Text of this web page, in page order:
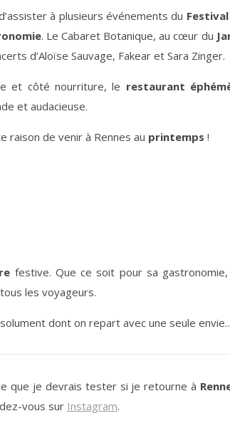
à plusieurs événements du
. Le Cabaret Botanique, au cœur du
d’Aloïse Sauvage, Fakear et Sara Zinger.
et côté nourriture, le restaurant
et audacieuse.
raison de venir à Rennes au printemps !
festive. Que ce soit pour sa
les voyageurs.
dont on repart avec une seule
que je devrais tester si je retourne à
vous sur Instagram.